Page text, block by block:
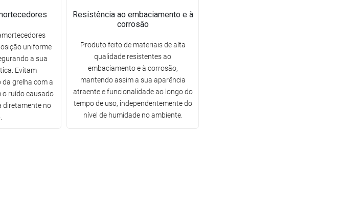
uniforme
a sua
Evitam
grelha com a
o ruído causado
diretamente no
Resistência ao embaciamento e à
corrosão
Produto feito de materiais de alta
qualidade resistentes ao
embaciamento e à corrosão,
mantendo assim a sua aparência
atraente e funcionalidade ao longo do
tempo de uso, independentemente do
nível de humidade no ambiente.